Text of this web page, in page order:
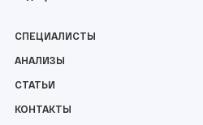
СПЕЦИАЛИСТЫ
АНАЛИЗЫ
СТАТЬИ
КОНТАКТЫ